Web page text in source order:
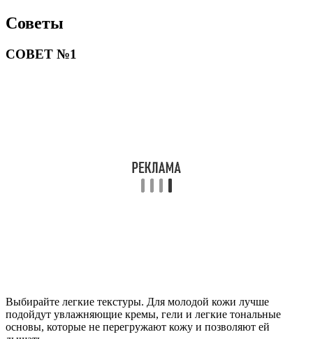
Советы
СОВЕТ №1
Выбирайте легкие текстуры. Для молодой кожи лучше
подойдут увлажняющие кремы, гели и легкие тональные
основы, которые не перегружают кожу и позволяют ей